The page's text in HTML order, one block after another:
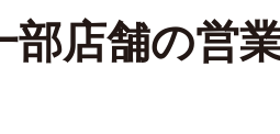
部店舗の営